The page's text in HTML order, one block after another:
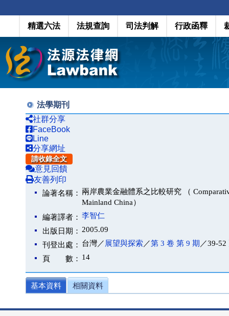
精選六法 法規查詢 司法判解 行政函釋
法學期刊
社群分享
FaceBook
Line
分享網址
請收錄全文
意見回饋
友善列印
論著名稱： 兩岸農業金融體系之比較研究 （
Mainland China）
編著譯者： 李智仁
出版日期： 2005.09
刊登出處： 台灣／ 展望與探索／第 3 卷 第 9 期 ／39-52
頁 數： 14
基本資料 相關資料